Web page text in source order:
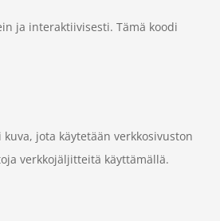
ja interaktiivisesti. Tämä koodi
jota käytetään verkkosivuston
verkkojäljitteitä käyttämällä.